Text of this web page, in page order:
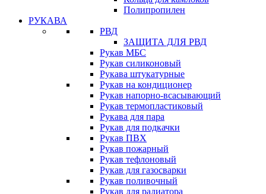
Полипропилен
РУКАВА
РВД
ЗАЩИТА ДЛЯ РВД
Рукав МБС
Рукав силиконовый
Рукава штукатурные
Рукав на кондиционер
Рукав напорно-всасывающий
Рукав термопластиковый
Рукава для пара
Рукав для подкачки
Рукав ПВХ
Рукав пожарный
Рукав тефлоновый
Рукав для газосварки
Рукав поливочный
Рукав для радиатора